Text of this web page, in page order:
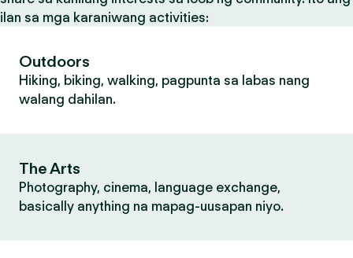
ilan sa mga karaniwang activities:
Outdoors
Hiking, biking, walking, pagpunta sa labas nang
walang dahilan.
The Arts
Photography, cinema, language exchange,
basically anything na mapag-uusapan niyo.